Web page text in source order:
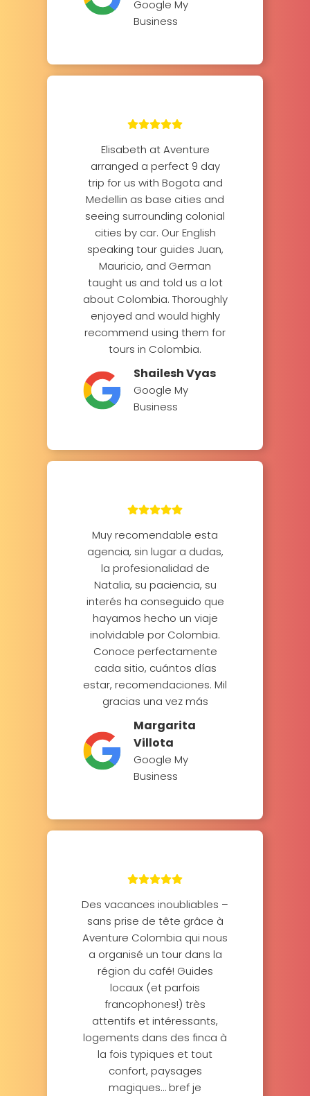
Google My
Business
Elisabeth at Aventure
arranged a perfect 9 day
trip for us with Bogota and
Medellin as base cities and
seeing surrounding colonial
cities by car. Our English
speaking tour guides Juan,
Mauricio, and German
taught us and told us a lot
about Colombia. Thoroughly
enjoyed and would highly
recommend using them for
tours in Colombia.
Shailesh Vyas
Google My
Business
Muy recomendable esta
agencia, sin lugar a dudas,
la profesionalidad de
Natalia, su paciencia, su
interés ha conseguido que
hayamos hecho un viaje
inolvidable por Colombia.
Conoce perfectamente
cada sitio, cuántos días
estar, recomendaciones. Mil
gracias una vez más
Margarita
Villota
Google My
Business
Des vacances inoubliables –
sans prise de tête grâce à
Aventure Colombia qui nous
a organisé un tour dans la
région du café! Guides
locaux (et parfois
francophones!) très
attentifs et intéressants,
logements dans des finca à
la fois typiques et tout
confort, paysages
magiques… bref je